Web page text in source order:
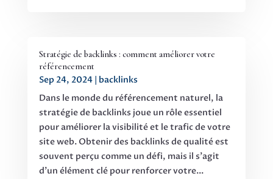
Stratégie de backlinks : comment améliorer votre
référencement
Sep 24, 2024| backlinks
Dans le monde du référencement naturel, la
stratégie de backlinks joue un rôle essentiel
pour améliorer la visibilité et le trafic de votre
site web. Obtenir des backlinks de qualité est
souvent perçu comme un défi, mais il s'agit
d'un élément clé pour renforcer votre...